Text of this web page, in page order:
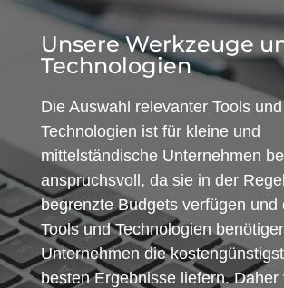
Unsere Werkzeuge
Technologien
Die Auswahl relevanter Tools und
Technologien ist für kleine und
mittelständische Unternehmen
anspruchsvoll, da sie in der
begrenzte Budgets verfügen und
Tools und Technologien
Unternehmen die
besten Ergebnisse liefern. Daher